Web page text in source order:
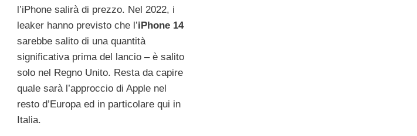
l’iPhone salirà di prezzo. Nel 2022, i
leaker hanno previsto che l’iPhone 14
sarebbe salito di una quantità
significativa prima del lancio – è salito
solo nel Regno Unito. Resta da capire
quale sarà l’approccio di Apple nel
resto d’Europa ed in particolare qui in
Italia.